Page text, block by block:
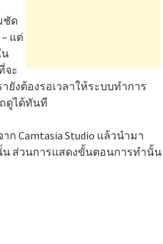
ชัด
แต่
น
จะ
งต้องรอเวลาให้ระบบทำการ
ถดูได้ทันที
Camtasia Studio แล้วนำมา
น ส่วนการแสดงขั้นตอนการทำนั้น